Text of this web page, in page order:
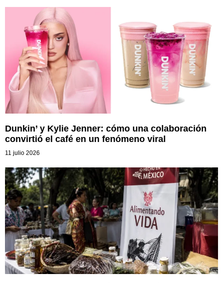
Dunkin’ y Kylie Jenner: cómo una colaboración
convirtió el café en un fenómeno viral
11 julio 2026